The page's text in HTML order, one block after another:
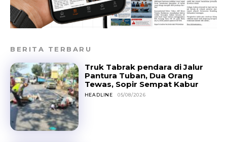
BERITA TERBARU
Truk Tabrak pendara di Jalur
Pantura Tuban, Dua Orang
Tewas, Sopir Sempat Kabur
HEADLINE 05/08/2026